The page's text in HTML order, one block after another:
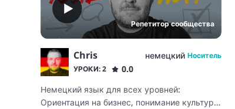
Репетитор сообщества
Chris немецкий Носитель
УРОКИ: 2
0.0
Немецкий язык для всех уровней:
Ориентация на бизнес, понимание культуры